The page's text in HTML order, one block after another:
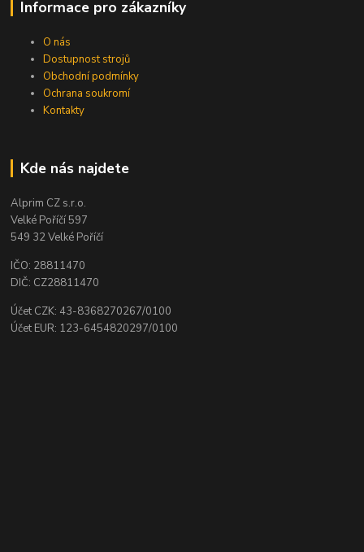
Informace pro zákazníky
O nás
Dostupnost strojů
Obchodní podmínky
Ochrana soukromí
Kontakty
Kde nás najdete
Alprim CZ s.r.o.
Velké Poříčí 597
549 32 Velké Poříčí
IČO: 28811470
DIČ: CZ28811470
Účet CZK: 43-8368270267/0100
Účet EUR: 123-6454820297/0100